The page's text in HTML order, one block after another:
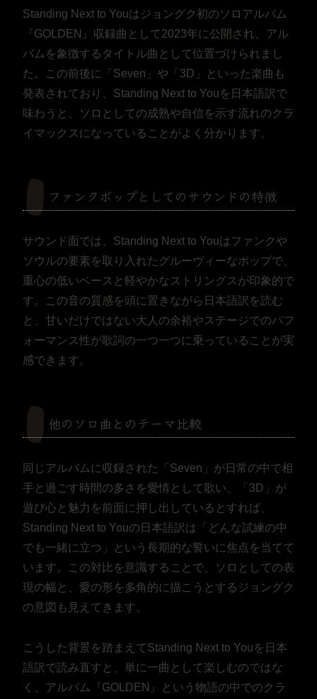
Standing Next to Youはジョングク初のソロアルバム
『GOLDEN』収録曲として2023年に公開され、アル
バムを象徴するタイトル曲として位置づけられまし
た。この前後に「Seven」や「3D」といった楽曲も
発表されており、Standing Next to Youを日本語訳で
味わうと、ソロとしての成熟や自信を示す流れのクラ
イマックスになっていることがよく分かります。
ファンクポップとしてのサウンドの特徴
サウンド面では、Standing Next to Youはファンクや
ソウルの要素を取り入れたグルーヴィーなポップで、
重心の低いベースと軽やかなストリングスが印象的で
す。この音の質感を頭に置きながら日本語訳を読む
と、甘いだけではない大人の余裕やステージでのパフ
ォーマンス性が歌詞の一つ一つに乗っていることが実
感できます。
他のソロ曲とのテーマ比較
同じアルバムに収録された「Seven」が日常の中で相
手と過ごす時間の多さを愛情として歌い、「3D」が
遊び心と魅力を前面に押し出しているとすれば、
Standing Next to Youの日本語訳は「どんな試練の中
でも一緒に立つ」という長期的な誓いに焦点を当てて
います。この対比を意識することで、ソロとしての表
現の幅と、愛の形を多角的に描こうとするジョングク
の意図も見えてきます。
こうした背景を踏まえてStanding Next to Youを日本
語訳で読み直すと、単に一曲として楽しむのではな
く、アルバム『GOLDEN』という物語の中でのクラ